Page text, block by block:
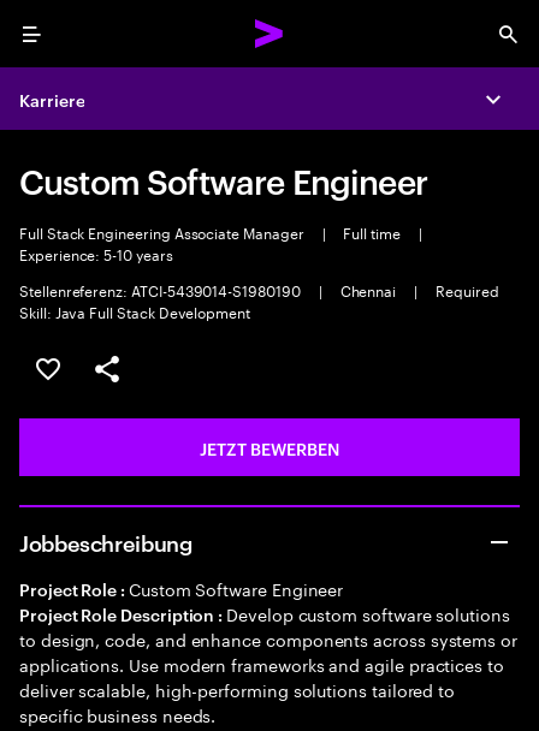
Menu
Karriere
Custom Software Engineer
Full Stack Engineering Associate Manager | Full time
|
Experience: 5-10 years
Stellenreferenz: ATCI-5439014-S1980190
| Chennai |
Required
Skill: Java Full Stack Development
JOB SPEICHERN
Teilen
JETZT BEWERBEN
Jobbeschreibung
Project Role : Custom Software Engineer
Project Role Description : Develop custom software solutions
to design, code, and enhance components across systems or
applications. Use modern frameworks and agile practices to
deliver scalable, high-performing solutions tailored to
specific business needs.